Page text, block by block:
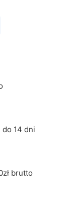
14 dni
brutto